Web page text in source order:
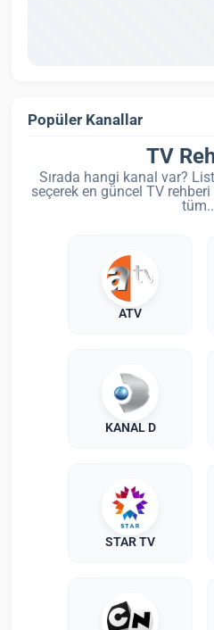
Popüler Kanallar
TV
Sırada hangi kanal var?
seçerek en güncel TV
ATV
KANAL D
STAR TV